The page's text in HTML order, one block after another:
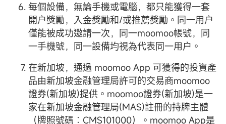
每個設備，無論手機或電腦，都只能獲得一套
開户獎勵，入金獎勵和/或推薦獎勵。同一用户
僅能被成功邀請一次，同一moomoo帳號，同
一手機號，同一設備均視為代表同一用户。
在新加坡，通過 moomoo App 可獲得的投資產
品由新加坡金融管理局許可的交易商moomoo
證券(新加坡)提供。moomoo證券(新加坡)是一
家在新加坡金融管理局(MAS)註冊的持牌主體
（牌照號碼︰CMS101000）。moomoo App是